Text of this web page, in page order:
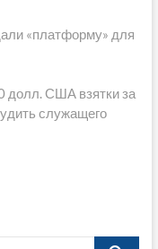
«платформу» для
долл. США взятки за
служащего
Поиск…